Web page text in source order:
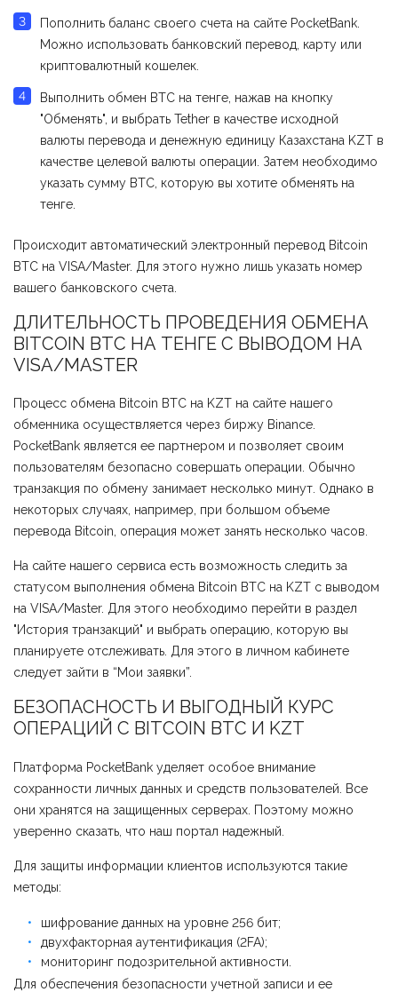
Пополнить баланс своего счета на сайте PocketBank.
Можно использовать банковский перевод, карту или
криптовалютный кошелек.
Выполнить обмен BTC на тенге, нажав на кнопку
"Обменять", и выбрать Tether в качестве исходной
валюты перевода и денежную единицу Казахстана KZT в
качестве целевой валюты операции. Затем необходимо
указать сумму BTC, которую вы хотите обменять на
тенге.
Происходит автоматический электронный перевод Bitcoin
BTC на VISA/Master. Для этого нужно лишь указать номер
вашего банковского счета.
ДЛИТЕЛЬНОСТЬ ПРОВЕДЕНИЯ ОБМЕНА
BITCOIN BTC НА ТЕНГЕ С ВЫВОДОМ НА
VISA/MASTER
Процесс обмена Bitcoin BTC на KZT на сайте нашего
обменника осуществляется через биржу Binance.
PocketBank является ее партнером и позволяет своим
пользователям безопасно совершать операции. Обычно
транзакция по обмену занимает несколько минут. Однако в
некоторых случаях, например, при большом объеме
перевода Bitcoin, операция может занять несколько часов.
На сайте нашего сервиса есть возможность следить за
статусом выполнения обмена Bitcoin BTC на KZT с выводом
на VISA/Master. Для этого необходимо перейти в раздел
"История транзакций" и выбрать операцию, которую вы
планируете отслеживать. Для этого в личном кабинете
следует зайти в “Мои заявки”.
БЕЗОПАСНОСТЬ И ВЫГОДНЫЙ КУРС
ОПЕРАЦИЙ С BITCOIN BTC И KZT
Платформа PocketBank уделяет особое внимание
сохранности личных данных и средств пользователей. Все
они хранятся на защищенных серверах. Поэтому можно
уверенно сказать, что наш портал надежный.
Для защиты информации клиентов используются такие
методы:
шифрование данных на уровне 256 бит;
двухфакторная аутентификация (2FA);
мониторинг подозрительной активности.
Для обеспечения безопасности учетной записи и ее